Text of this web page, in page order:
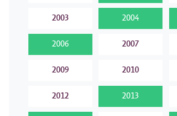
2003 2004
2006 2007
2009 2010
2012 2013